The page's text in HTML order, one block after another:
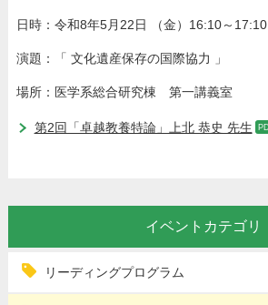
日時：令和8年5月22日 （金）16:10～17:10
演題：「 文化遺産保存の国際協力 」
場所：医学系総合研究棟 第一講義室
第2回「卓越教養特論」上北 恭史 先生
イベントカテゴリ
リーディングプログラム